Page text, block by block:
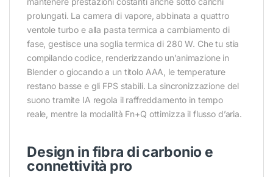
prolungati. La camera di vapore, abbinata a quattro
ventole turbo e alla pasta termica a cambiamento di
fase, gestisce una soglia termica di 280 W. Che tu stia
compilando codice, renderizzando un’animazione in
Blender o giocando a un titolo AAA, le temperature
restano basse e gli FPS stabili. La sincronizzazione del
suono tramite IA regola il raffreddamento in tempo
reale, mentre la modalità Fn+Q ottimizza il flusso d’aria.
Design in fibra di carbonio e
connettività pro